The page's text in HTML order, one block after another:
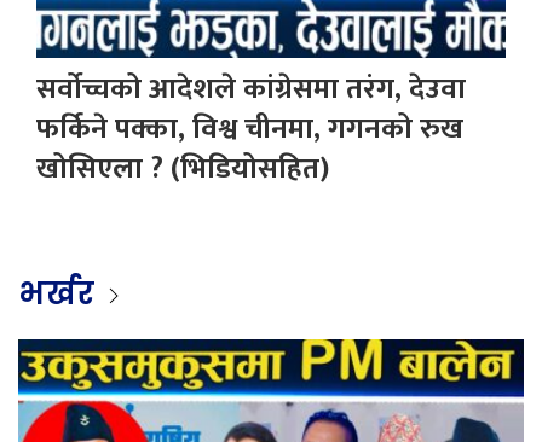
सर्वोच्चको आदेशले कांग्रेसमा तरंग, देउवा
फर्किने पक्का, विश्व चीनमा, गगनको रुख
खोसिएला ? (भिडियोसहित)
भर्खर